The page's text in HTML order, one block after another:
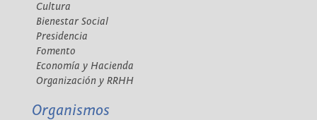
Cultura
Bienestar Social
Presidencia
Fomento
Economía y Hacienda
Organización y RRHH
Organismos